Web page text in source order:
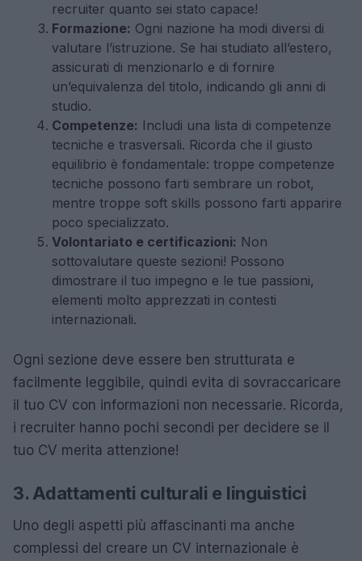
recruiter quanto sei stato capace!
Formazione: Ogni nazione ha modi diversi di
valutare l’istruzione. Se hai studiato all’estero,
assicurati di menzionarlo e di fornire
un’equivalenza del titolo, indicando gli anni di
studio.
Competenze: Includi una lista di competenze
tecniche e trasversali. Ricorda che il giusto
equilibrio è fondamentale: troppe competenze
tecniche possono farti sembrare un robot,
mentre troppe soft skills possono farti apparire
poco specializzato.
Volontariato e certificazioni: Non
sottovalutare queste sezioni! Possono
dimostrare il tuo impegno e le tue passioni,
elementi molto apprezzati in contesti
internazionali.
Ogni sezione deve essere ben strutturata e
facilmente leggibile, quindi evita di sovraccaricare
il tuo CV con informazioni non necessarie. Ricorda,
i recruiter hanno pochi secondi per decidere se il
tuo CV merita attenzione!
3. Adattamenti culturali e linguistici
Uno degli aspetti più affascinanti ma anche
complessi del creare un CV internazionale è